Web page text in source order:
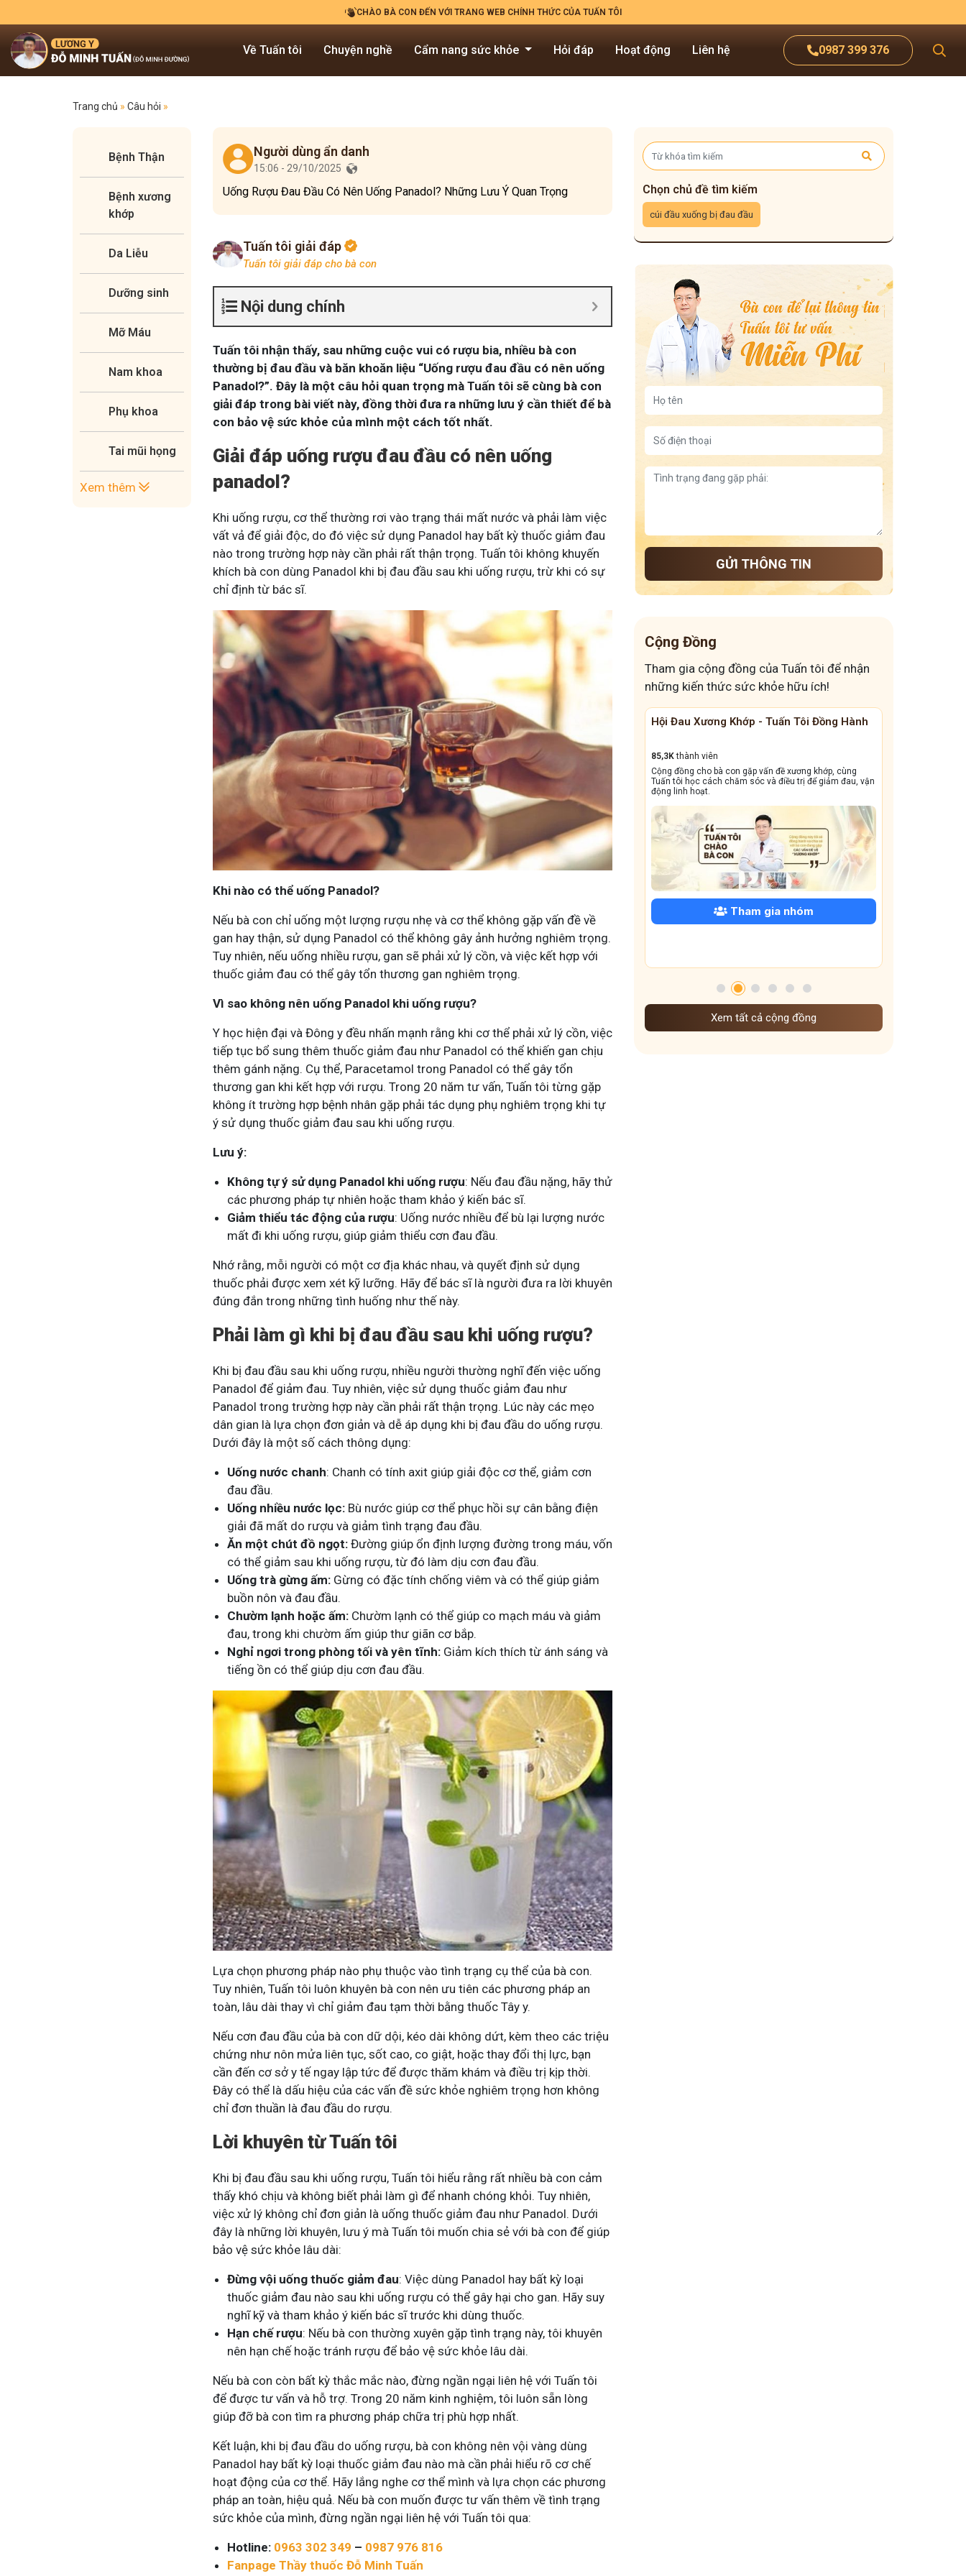
CHÀO BÀ CON ĐẾN VỚI TRANG WEB CHÍNH THỨC CỦA TUẤN TÔI
0987 399 376
Về Tuấn tôi Chuyện nghề Cẩm nang sức khỏe Hỏi đáp Hoạt động Liên hệ
Trang chủ » Câu hỏi »
Bệnh Thận
Bệnh xương
khớp
Da Liễu
Dưỡng sinh
Mỡ Máu
Nam khoa
Phụ khoa
Tai mũi họng
Xem thêm
Người dùng ẩn danh
15:06 - 29/10/2025
Uống Rượu Đau Đầu Có Nên Uống Panadol? Những Lưu Ý Quan Trọng
Tuấn tôi giải đáp
Tuấn tôi giải đáp cho bà con
Nội dung chính
Tuấn tôi nhận thấy, sau những cuộc vui có rượu bia, nhiều bà con
thường bị đau đầu và băn khoăn liệu “Uống rượu đau đầu có nên uống
Panadol?”. Đây là một câu hỏi quan trọng mà Tuấn tôi sẽ cùng bà con
giải đáp trong bài viết này, đồng thời đưa ra những lưu ý cần thiết để bà
con bảo vệ sức khỏe của mình một cách tốt nhất.
Giải đáp uống rượu đau đầu có nên uống
panadol?
Khi uống rượu, cơ thể thường rơi vào trạng thái mất nước và phải làm việc
vất vả để giải độc, do đó việc sử dụng Panadol hay bất kỳ thuốc giảm đau
nào trong trường hợp này cần phải rất thận trọng. Tuấn tôi không khuyến
khích bà con dùng Panadol khi bị đau đầu sau khi uống rượu, trừ khi có sự
chỉ định từ bác sĩ.
Khi nào có thể uống Panadol?
Nếu bà con chỉ uống một lượng rượu nhẹ và cơ thể không gặp vấn đề về
gan hay thận, sử dụng Panadol có thể không gây ảnh hưởng nghiêm trọng.
Tuy nhiên, nếu uống nhiều rượu, gan sẽ phải xử lý cồn, và việc kết hợp với
thuốc giảm đau có thể gây tổn thương gan nghiêm trọng.
Vì sao không nên uống Panadol khi uống rượu?
Y học hiện đại và Đông y đều nhấn mạnh rằng khi cơ thể phải xử lý cồn, việc
tiếp tục bổ sung thêm thuốc giảm đau như Panadol có thể khiến gan chịu
thêm gánh nặng. Cụ thể, Paracetamol trong Panadol có thể gây tổn
thương gan khi kết hợp với rượu. Trong 20 năm tư vấn, Tuấn tôi từng gặp
không ít trường hợp bệnh nhân gặp phải tác dụng phụ nghiêm trọng khi tự
ý sử dụng thuốc giảm đau sau khi uống rượu.
Lưu ý:
Không tự ý sử dụng Panadol khi uống rượu: Nếu đau đầu nặng, hãy thử
các phương pháp tự nhiên hoặc tham khảo ý kiến bác sĩ.
Giảm thiểu tác động của rượu: Uống nước nhiều để bù lại lượng nước
mất đi khi uống rượu, giúp giảm thiểu cơn đau đầu.
Nhớ rằng, mỗi người có một cơ địa khác nhau, và quyết định sử dụng
thuốc phải được xem xét kỹ lưỡng. Hãy để bác sĩ là người đưa ra lời khuyên
đúng đắn trong những tình huống như thế này.
Phải làm gì khi bị đau đầu sau khi uống rượu?
Khi bị đau đầu sau khi uống rượu, nhiều người thường nghĩ đến việc uống
Panadol để giảm đau. Tuy nhiên, việc sử dụng thuốc giảm đau như
Panadol trong trường hợp này cần phải rất thận trọng. Lúc này các mẹo
dân gian là lựa chọn đơn giản và dễ áp dụng khi bị đau đầu do uống rượu.
Dưới đây là một số cách thông dụng:
Uống nước chanh: Chanh có tính axit giúp giải độc cơ thể, giảm cơn
đau đầu.
Uống nhiều nước lọc: Bù nước giúp cơ thể phục hồi sự cân bằng điện
giải đã mất do rượu và giảm tình trạng đau đầu.
Ăn một chút đồ ngọt: Đường giúp ổn định lượng đường trong máu, vốn
có thể giảm sau khi uống rượu, từ đó làm dịu cơn đau đầu.
Uống trà gừng ấm: Gừng có đặc tính chống viêm và có thể giúp giảm
buồn nôn và đau đầu.
Chườm lạnh hoặc ấm: Chườm lạnh có thể giúp co mạch máu và giảm
đau, trong khi chườm ấm giúp thư giãn cơ bắp.
Nghỉ ngơi trong phòng tối và yên tĩnh: Giảm kích thích từ ánh sáng và
tiếng ồn có thể giúp dịu cơn đau đầu.
Lựa chọn phương pháp nào phụ thuộc vào tình trạng cụ thể của bà con.
Tuy nhiên, Tuấn tôi luôn khuyên bà con nên ưu tiên các phương pháp an
toàn, lâu dài thay vì chỉ giảm đau tạm thời bằng thuốc Tây y.
Nếu cơn đau đầu của bà con dữ dội, kéo dài không dứt, kèm theo các triệu
chứng như nôn mửa liên tục, sốt cao, co giật, hoặc thay đổi thị lực, bạn
cần đến cơ sở y tế ngay lập tức để được thăm khám và điều trị kịp thời.
Đây có thể là dấu hiệu của các vấn đề sức khỏe nghiêm trọng hơn không
chỉ đơn thuần là đau đầu do rượu.
Lời khuyên từ Tuấn tôi
Khi bị đau đầu sau khi uống rượu, Tuấn tôi hiểu rằng rất nhiều bà con cảm
thấy khó chịu và không biết phải làm gì để nhanh chóng khỏi. Tuy nhiên,
việc xử lý không chỉ đơn giản là uống thuốc giảm đau như Panadol. Dưới
đây là những lời khuyên, lưu ý mà Tuấn tôi muốn chia sẻ với bà con để giúp
bảo vệ sức khỏe lâu dài:
Đừng vội uống thuốc giảm đau: Việc dùng Panadol hay bất kỳ loại
thuốc giảm đau nào sau khi uống rượu có thể gây hại cho gan. Hãy suy
nghĩ kỹ và tham khảo ý kiến bác sĩ trước khi dùng thuốc.
Hạn chế rượu: Nếu bà con thường xuyên gặp tình trạng này, tôi khuyên
nên hạn chế hoặc tránh rượu để bảo vệ sức khỏe lâu dài.
Nếu bà con còn bất kỳ thắc mắc nào, đừng ngần ngại liên hệ với Tuấn tôi
để được tư vấn và hỗ trợ. Trong 20 năm kinh nghiệm, tôi luôn sẵn lòng
giúp đỡ bà con tìm ra phương pháp chữa trị phù hợp nhất.
Kết luận, khi bị đau đầu do uống rượu, bà con không nên vội vàng dùng
Panadol hay bất kỳ loại thuốc giảm đau nào mà cần phải hiểu rõ cơ chế
hoạt động của cơ thể. Hãy lắng nghe cơ thể mình và lựa chọn các phương
pháp an toàn, hiệu quả. Nếu bà con muốn được tư vấn thêm về tình trạng
sức khỏe của mình, đừng ngần ngại liên hệ với Tuấn tôi qua:
Hotline: 0963 302 349 – 0987 976 816
Fanpage Thầy thuốc Đỗ Minh Tuấn
Chọn chủ đề tìm kiếm
cúi đầu xuống bị đau đầu
GỬI THÔNG TIN
Cộng Đồng
Tham gia cộng đồng của Tuấn tôi để nhận
những kiến thức sức khỏe hữu ích!
Mề đay, mẩn ngứa gây khó chịu và ảnh hưởng sinh hoạt.
Đây là nơi tôi chia sẻ cách giảm ngứa, làm dịu da và
Tuấn tôi - Y diệu thuốc nam
95,5kthành viên
Góc nhỏ tôi chia sẻ với bà con về chuyện thuốc Nam, về
tất tần tật kiến thức sức khỏe và cách chăm sóc bản
thân theo YHCT.
Tham gia nhóm
Hội Đau Xương Khớp - Tuấn Tôi Đồng Hành
85,3Kthành viên
Cộng đồng cho bà con gặp vấn đề xương khớp, cùng
Tuấn tôi học cách chăm sóc và điều trị để giảm đau, vận
động linh hoạt.
Tham gia nhóm
Cộng Đồng Chữa Bệnh Tai Mũi Họng
Cộng đồng này sẽ giúp bà con đẩy lùi tình trạng ho dai
dẳng, viêm xoang tái phát triền miền, amidan sưng đỏ,...
Xem tất cả cộng đồng